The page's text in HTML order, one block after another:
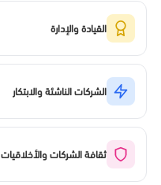
القيادة والإدارة
الشركات الناشئة والابتكار
ثقافة الشركات والأخلاقيات